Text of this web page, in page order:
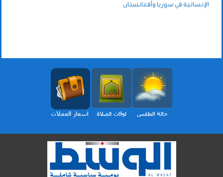
الإنسانية في سوريا وأفغانستان